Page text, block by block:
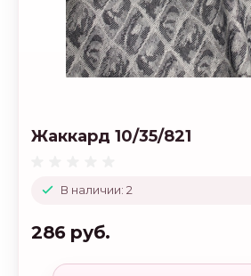
В наличии: 2
Жаккард 10/35/821
286 руб.